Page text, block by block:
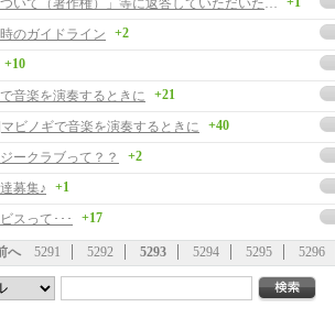
「作曲について（著作権）」等に返答していただいた方へ
のガイドライン
+2
+10
音楽を演奏するときに
+21
ビノギで音楽を演奏するときに
+40
ークラブって？？
+2
募集♪
+1
スって･･･
+17
へ 5291 5292 5293 5294 5295 5296